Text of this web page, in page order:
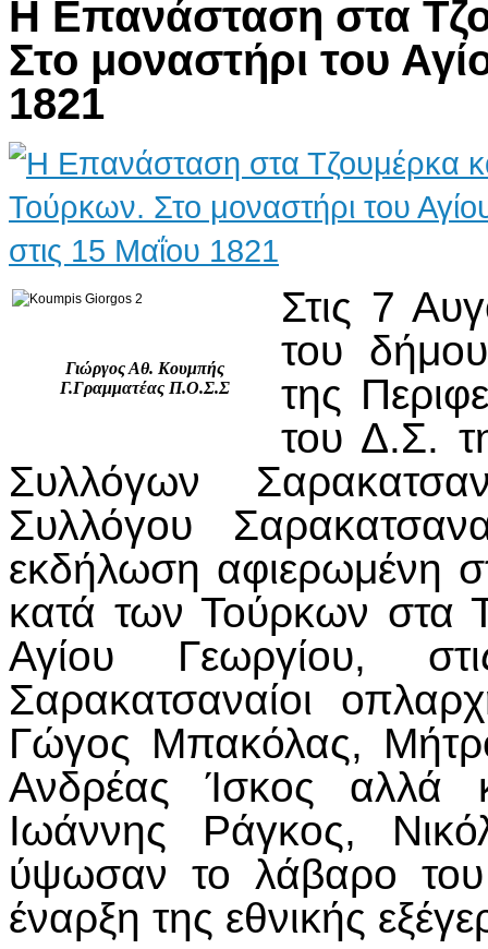
Η Επανάσταση στα
Στο μοναστήρι του
1821
Γιώργος Αθ. Κουμπής
Γ.Γραμματέας Π.Ο.Σ.Σ
Στις 7
του
της
του Δ.Σ.
Συλλόγων
Συλλόγου
εκδήλωση αφιερωμένη
κατά των Τούρκων στα
Αγίου Γεωργίου,
Σαρακατσαναίοι
Γώγος Μπακόλας,
Ανδρέας Ίσκος αλλά
Ιωάννης Ράγκος,
ύψωσαν το λάβαρο
έναρξη της εθνικής